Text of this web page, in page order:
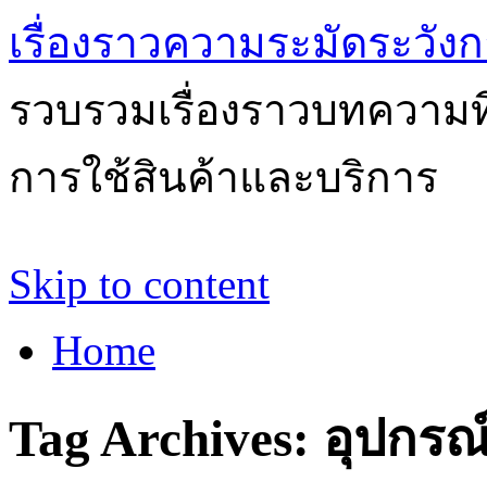
เรื่องราวความระมัดระวัง
รวบรวมเรื่องราวบทควา
การใช้สินค้าและบริการ
Skip to content
Home
Tag Archives: อุปกรณ์